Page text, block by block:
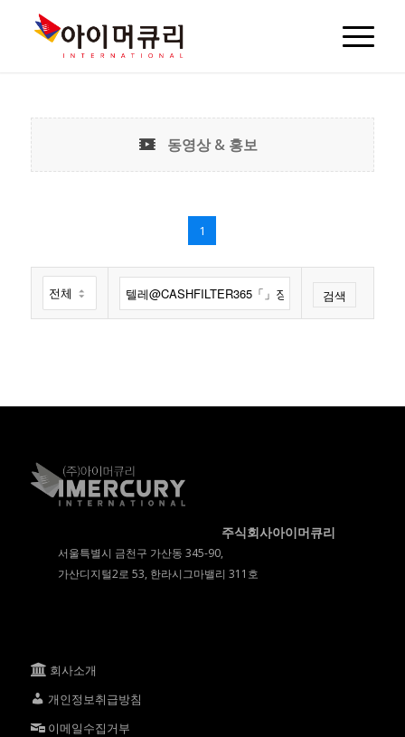
동영상 & 홍보
1
검색
주식회사아이머큐리
서울특별시 금천구 가산동 345-90,
가산디지털2로 53, 한라시그마밸리 311호
회사소개
개인정보취급방침
이메일수집거부